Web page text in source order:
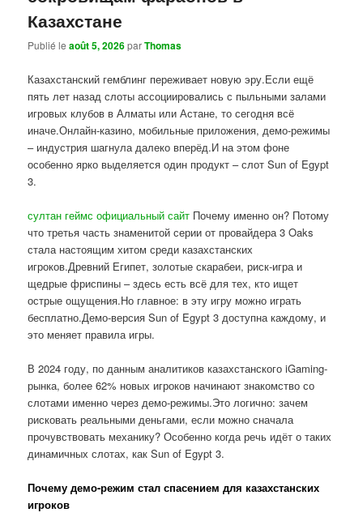
Казахстане
Publié leaoût 5, 2026parThomas
Казахстанский гемблинг переживает новую эру.Если ещё
пять лет назад слоты ассоциировались с пыльными залами
игровых клубов в Алматы или Астане, то сегодня всё
иначе.Онлайн-казино, мобильные приложения, демо-режимы
– индустрия шагнула далеко вперёд.И на этом фоне
особенно ярко выделяется один продукт – слот Sun of Egypt
3.
султан геймс официальный сайт Почему именно он? Потому
что третья часть знаменитой серии от провайдера 3 Oaks
стала настоящим хитом среди казахстанских
игроков.Древний Египет, золотые скарабеи, риск-игра и
щедрые фриспины – здесь есть всё для тех, кто ищет
острые ощущения.Но главное: в эту игру можно играть
бесплатно.Демо-версия Sun of Egypt 3 доступна каждому, и
это меняет правила игры.
В 2024 году, по данным аналитиков казахстанского iGaming-
рынка, более 62% новых игроков начинают знакомство со
слотами именно через демо-режимы.Это логично: зачем
рисковать реальными деньгами, если можно сначала
прочувствовать механику? Особенно когда речь идёт о таких
динамичных слотах, как Sun of Egypt 3.
Почему демо-режим стал спасением для казахстанских
игроков